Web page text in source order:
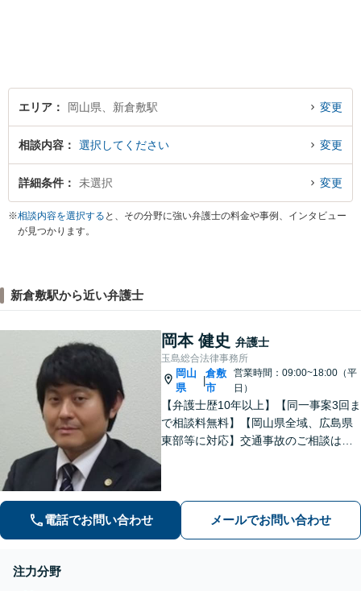
エリア 岡山県、新倉敷駅 変更
相談内容 選択してください 変更
詳細条件 未選択 変更
※相談内容を選択する と、その分野に強い弁護士の料金や事例、インタビュー
が見つかります。
新倉敷駅から近い弁護士
岡本 健史 弁護士
玉島総合法律事務所
岡山
県
|
倉敷
市
営業時間：09:00~18:00（平
日）
【弁護士歴10年以上】【同一事案3回ま
で相談料無料】【岡山県全域、広島県
東部等に対応】交通事故のご相談はお
る方、ご相談ください。
電話でお問い合わせ メールでお問い合わせ
注力分野